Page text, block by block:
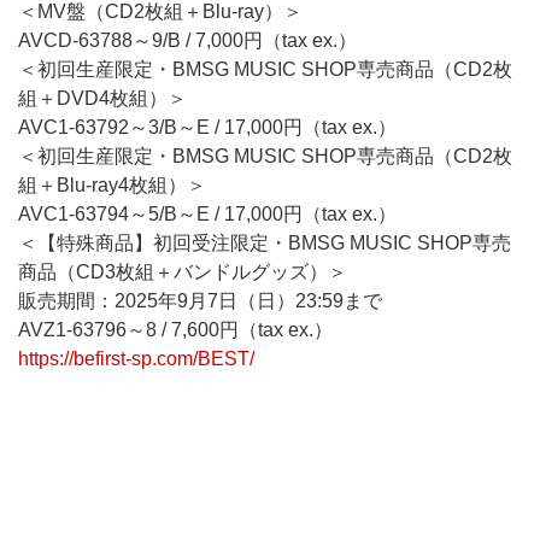
＜MV盤（CD2枚組＋Blu-ray）＞
AVCD-63788～9/B / 7,000円（tax ex.）
＜初回生産限定・BMSG MUSIC SHOP専売商品（CD2枚
組＋DVD4枚組）＞
AVC1-63792～3/B～E / 17,000円（tax ex.）
＜初回生産限定・BMSG MUSIC SHOP専売商品（CD2枚
組＋Blu-ray4枚組）＞
AVC1-63794～5/B～E / 17,000円（tax ex.）
＜【特殊商品】初回受注限定・BMSG MUSIC SHOP専売
商品（CD3枚組＋バンドルグッズ）＞
販売期間：2025年9月7日（日）23:59まで
AVZ1-63796～8 / 7,600円（tax ex.）
https://befirst-sp.com/BEST/